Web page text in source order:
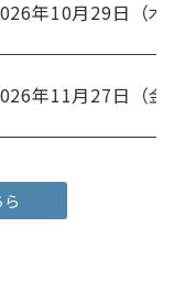
年10月29日（木
年11月27日（金